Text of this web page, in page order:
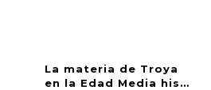
La materia de Troya
en la Edad Media